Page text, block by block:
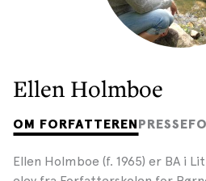
Ellen Holmboe
OM FORFATTEREN
Ellen Holmboe (f. 1965) er BA i